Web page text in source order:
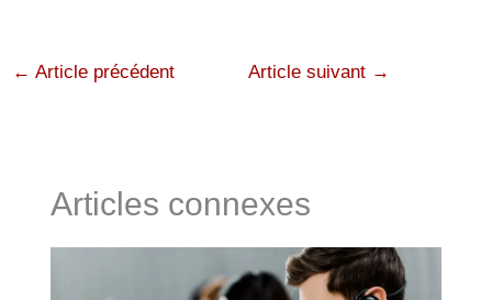
← Article précédent Article suivant →
Articles connexes